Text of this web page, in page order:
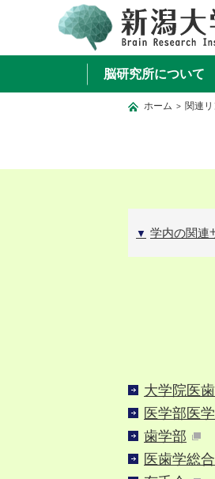
脳研究所について
ホーム > 関連リ
▼ 学内の関連
大学院医
医学部医
歯学部
医歯学総